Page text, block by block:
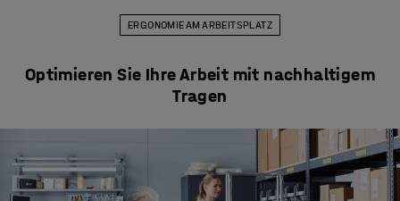
ERGONOMIE AM ARBEITSPLATZ
Optimieren Sie Ihre Arbeit mit nachhaltigem
Tragen